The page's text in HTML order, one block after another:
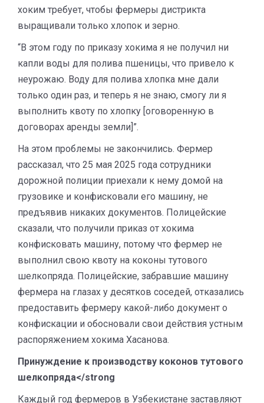
хоким требует, чтобы фермеры дистрикта
выращивали только хлопок и зерно.
“В этом году по приказу хокима я не получил ни
капли воды для полива пшеницы, что привело к
неурожаю. Воду для полива хлопка мне дали
только один раз, и теперь я не знаю, смогу ли я
выполнить квоту по хлопку [оговоренную в
договорах аренды земли]”.
На этом проблемы не закончились. Фермер
рассказал, что 25 мая 2025 года сотрудники
дорожной полиции приехали к нему домой на
грузовике и конфисковали его машину, не
предъявив никаких документов. Полицейские
сказали, что получили приказ от хокима
конфисковать машину, потому что фермер не
выполнил свою квоту на коконы тутового
шелкопряда. Полицейские, забравшие машину
фермера на глазах у десятков соседей, отказались
предоставить фермеру какой-либо документ о
конфискации и обосновали свои действия устным
распоряжением хокима Хасанова.
Принуждение к производству коконов тутового
шелкопряда</strong
Каждый год фермеров в Узбекистане заставляют